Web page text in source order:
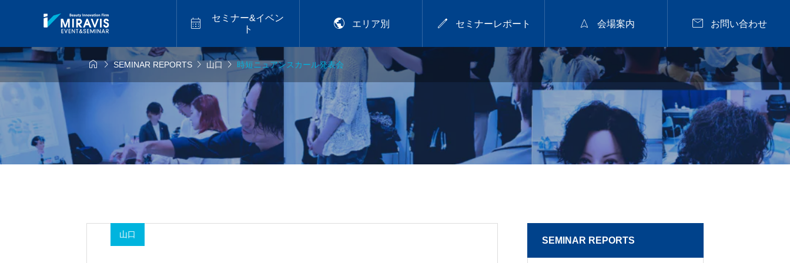

セミナー&イベン
ト
 エリア別  セミナーレポート  会場案内  お問い合わせ
9月14日
mon／トレ
カットハイラ
イヤージュセ
福岡】
2026年9月18日
2026.9.18 fri／プレトワ
セミナー【松江】
2026年9月28日
2026.9.28 mon／可愛
いは、仕込める！CHIT
OSE流デジパ活用術
【岡山】
2026年9月28日
2026.9.28 mon／集客
と定着に繋がるカラー
戦略セミナー【広島】
 
わせカット
福山
アメイジアカラー講習
2026.07.29
nanuk佐野氏パーマセミナー
2026.07.29
 
SEMINAR REPORTS 山口時短ニュアンスカール発表会
山口
SEMINAR REPORTS